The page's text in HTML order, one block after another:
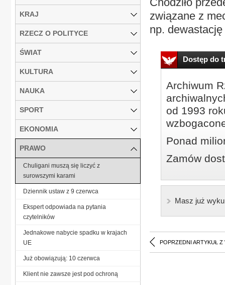
związane z
np.
Dostęp do
Archiwum
od 1993
Ponad
Zamów
Masz już
POPRZEDNI ARTYKUŁ Z
KRAJ
RZECZ O POLITYCE
ŚWIAT
KULTURA
NAUKA
SPORT
EKONOMIA
PRAWO
Chuligani muszą się liczyć z
surowszymi karami
Dziennik ustaw z 9 czerwca
Ekspert odpowiada na pytania
czytelników
Jednakowe nabycie spadku w krajach
UE
Już obowiązują: 10 czerwca
Klient nie zawsze jest pod ochroną